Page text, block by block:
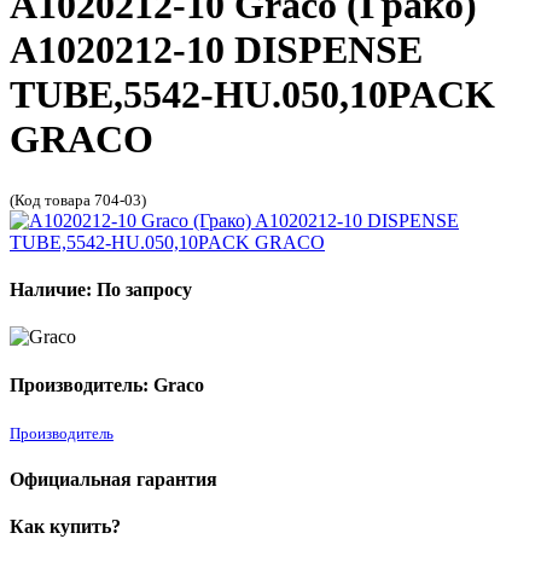
A1020212-10 DISPENSE
TUBE,5542-HU.050,10PACK
GRACO
(Код товара 704-03)
Наличие: По запросу
Производитель: Graco
Производитель
Официальная гарантия
Как купить?